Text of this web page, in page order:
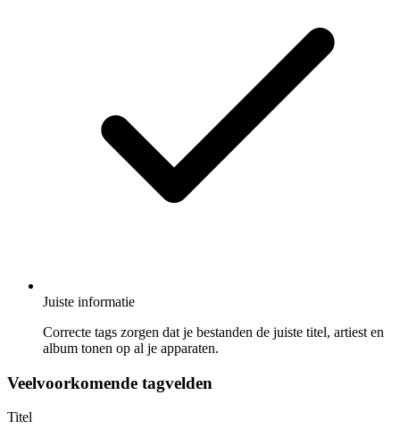
Juiste informatie
Correcte tags zorgen dat je bestanden de juiste titel, artiest en
album tonen op al je apparaten.
Veelvoorkomende tagvelden
Titel